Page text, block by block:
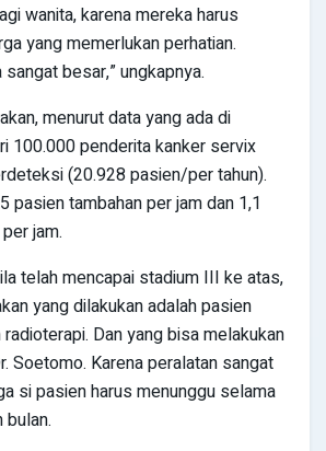
wanita, karena mereka harus
yang memerlukan perhatian.
besar,” ungkapnya.
menurut data yang ada di
100.000 penderita kanker servix
(20.928 pasien/per tahun).
pasien tambahan per jam dan 1,1
jam.
telah mencapai stadium III ke atas,
yang dilakukan adalah pasien
Dan yang bisa melakukan
Soetomo. Karena peralatan sangat
si pasien harus menunggu selama
bulan.